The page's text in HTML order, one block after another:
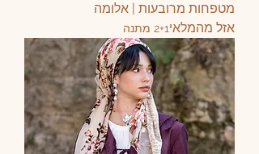
מטפחות מרובעות | אלומה
אזל מהמלאי2+1 מתנה